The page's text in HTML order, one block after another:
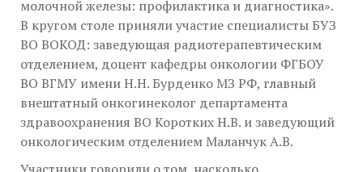
молочной железы: профилактика и диагностика».
В кругом столе приняли участие специалисты БУЗ
ВО ВОКОД: заведующая радиотерапевтическим
отделением, доцент кафедры онкологии ФГБОУ
ВО ВГМУ имени Н.Н. Бурденко МЗ РФ, главный
внештатный онкогинеколог департамента
здравоохранения ВО Коротких Н.В. и заведующий
онкологическим отделением Маланчук А.В.